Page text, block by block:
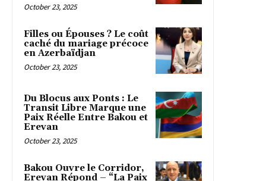
October 23, 2025
Filles ou Épouses ? Le coût
caché du mariage précoce
en Azerbaïdjan
October 23, 2025
Du Blocus aux Ponts : Le
Transit Libre Marque une
Paix Réelle Entre Bakou et
Erevan
October 23, 2025
Bakou Ouvre le Corridor,
Erevan Répond – “La Paix